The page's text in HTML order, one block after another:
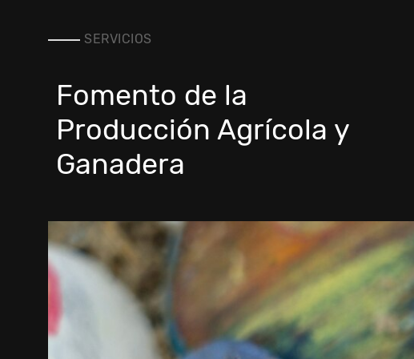
SERVICIOS
Fomento de la
Producción Agrícola y
Ganadera